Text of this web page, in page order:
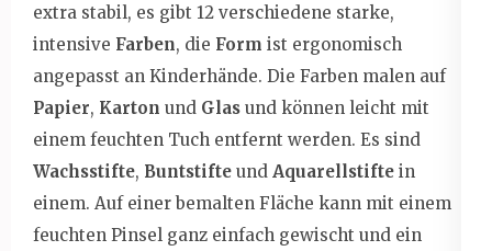
extra stabil, es gibt 12 verschiedene starke,
intensive Farben, die Form ist ergonomisch
angepasst an Kinderhände. Die Farben malen auf
Papier, Karton und Glas und können leicht mit
einem feuchten Tuch entfernt werden. Es sind
Wachsstifte, Buntstifte und Aquarellstifte in
einem. Auf einer bemalten Fläche kann mit einem
feuchten Pinsel ganz einfach gewischt und ein